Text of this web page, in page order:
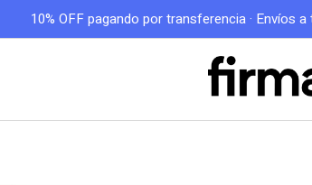
10% OFF pagando por transferencia · Envíos